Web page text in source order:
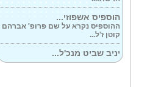
הוספיס אשפוזי...
ההוספיס נקרא על שם פרופ' אברהם
קוטן ז'ל...
יניב שביט מנכ'ל...
ההופעה של ליאור סושרד ב'דן כרמל'